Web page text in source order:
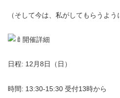
（そして今は、私がしてもらうよう
開催詳細
日程: 12月8日（日）
時間: 13:30-15:30 受付13時から